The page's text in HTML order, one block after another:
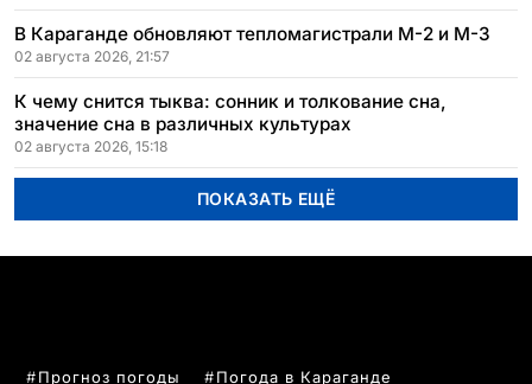
В Караганде обновляют тепломагистрали М-2 и М-3
02 августа 2026, 21:57
К чему снится тыква: сонник и толкование сна,
значение сна в различных культурах
02 августа 2026, 15:18
ПОКАЗАТЬ ЕЩЁ
Прогноз погоды
Погода в Караганде